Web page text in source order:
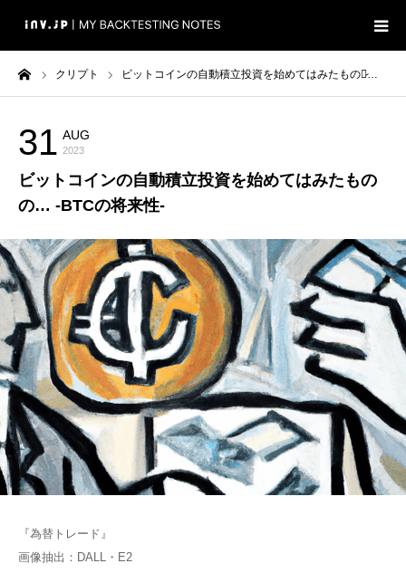
クリプト ビットコインの自動積立投資を始めてはみたものの̷…
31 AUG
2023
ビットコインの自動積立投資を始めてはみたもの
の… -BTCの将来性-
『為替トレード』
画像抽出：DALL・E2
ホーム
検証
ブログ